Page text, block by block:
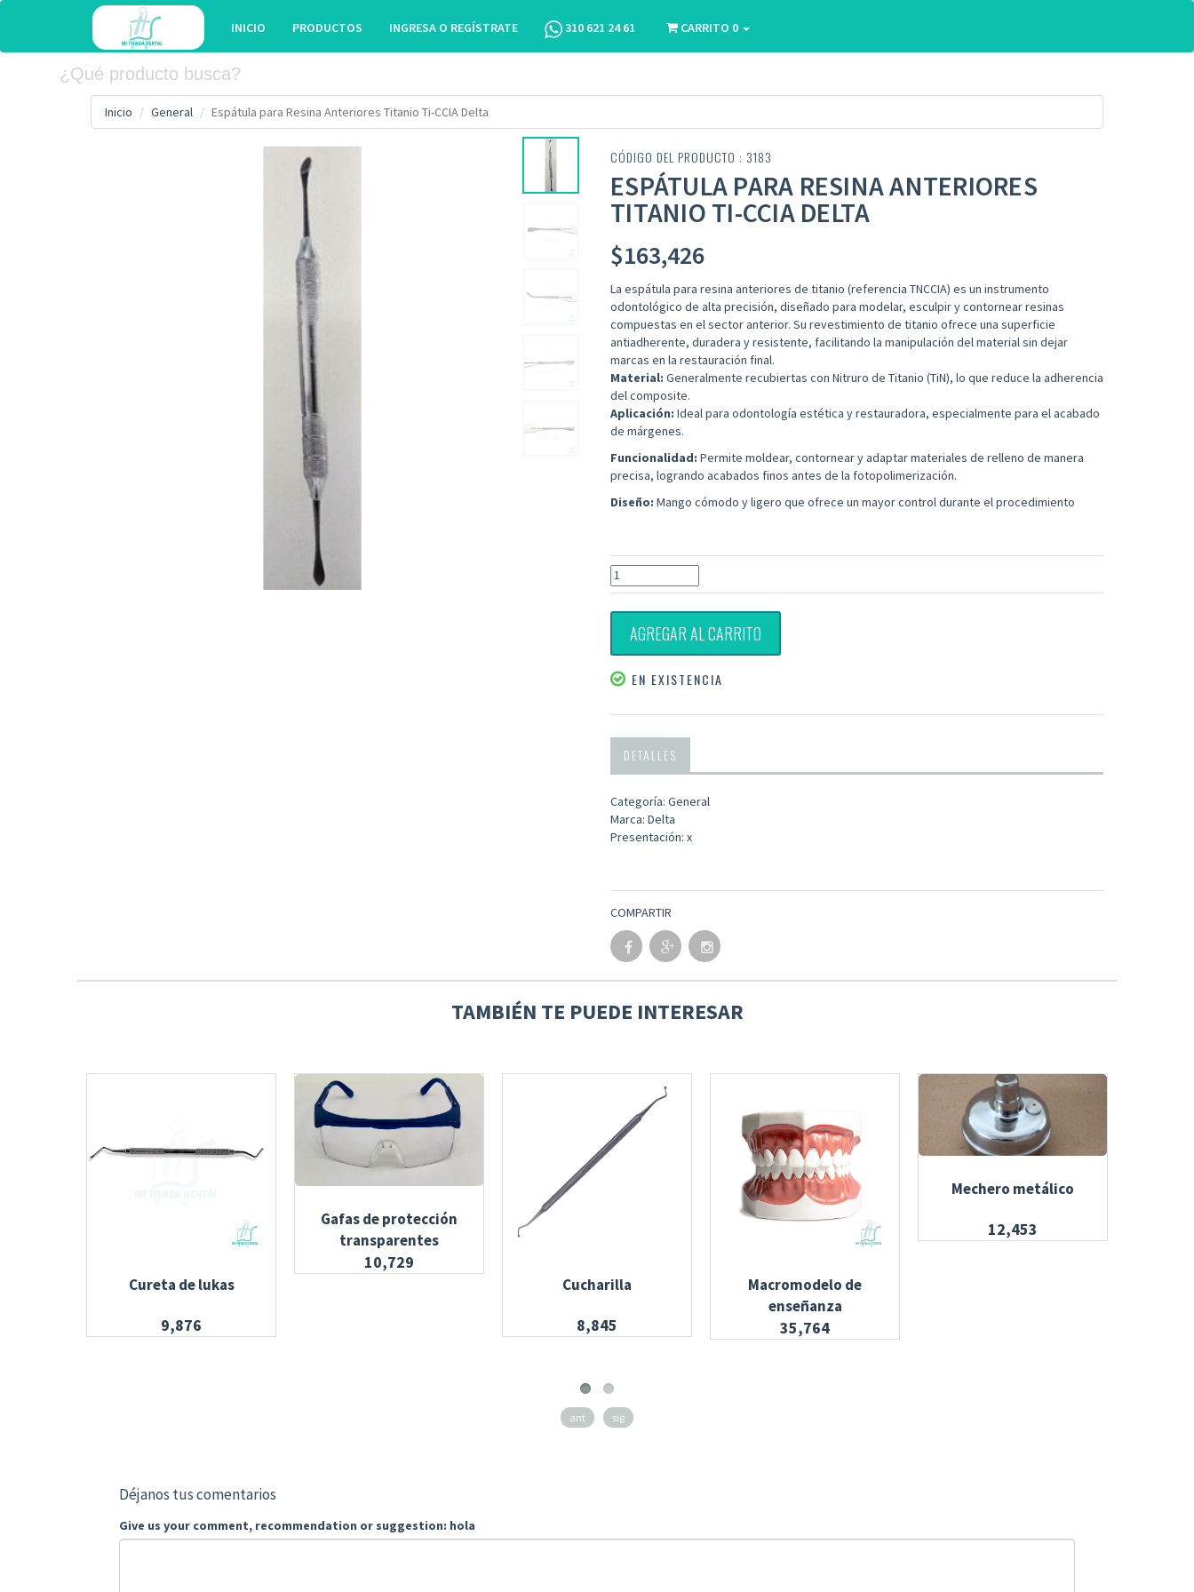
INICIO PRODUCTOS INGRESA O REGÍSTRATE 310 621 24 61 CARRITO 0
Inicio General Espátula para Resina Anteriores Titanio Ti-CCIA Delta
CÓDIGO DEL PRODUCTO : 3183
ESPÁTULA PARA RESINA ANTERIORES
TITANIO TI-CCIA DELTA
$163,426
La espátula para resina anteriores de titanio (referencia TNCCIA) es un instrumento
odontológico de alta precisión, diseñado para modelar, esculpir y contornear resinas
compuestas en el sector anterior. Su revestimiento de titanio ofrece una superficie
antiadherente, duradera y resistente, facilitando la manipulación del material sin dejar
marcas en la restauración final.
Material: Generalmente recubiertas con Nitruro de Titanio (TiN), lo que reduce la adherencia
del composite.
Aplicación: Ideal para odontología estética y restauradora, especialmente para el acabado
de márgenes.
Funcionalidad: Permite moldear, contornear y adaptar materiales de relleno de manera
precisa, logrando acabados finos antes de la fotopolimerización.
Diseño: Mango cómodo y ligero que ofrece un mayor control durante el procedimiento
AGREGAR AL CARRITO
EN EXISTENCIA
DETALLES
Categoría: General
Marca: Delta
Presentación: x
COMPARTIR
TAMBIÉN TE PUEDE INTERESAR
Cureta de lukas
9,876
Gafas de protección
transparentes
10,729
Cucharilla
8,845
Macromodelo de
enseñanza
35,764
Mechero metálico
12,453
ant sig
Déjanos tus comentarios
Give us your comment, recommendation or suggestion: hola